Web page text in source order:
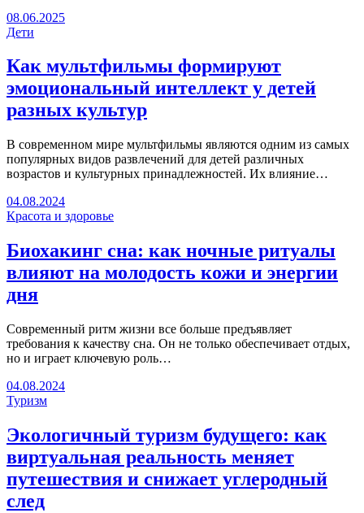
08.06.2025
Дети
Как мультфильмы формируют
эмоциональный интеллект у детей
разных культур
В современном мире мультфильмы являются одним из самых
популярных видов развлечений для детей различных
возрастов и культурных принадлежностей. Их влияние…
04.08.2024
Красота и здоровье
Биохакинг сна: как ночные ритуалы
влияют на молодость кожи и энергии
дня
Современный ритм жизни все больше предъявляет
требования к качеству сна. Он не только обеспечивает отдых,
но и играет ключевую роль…
04.08.2024
Туризм
Экологичный туризм будущего: как
виртуальная реальность меняет
путешествия и снижает углеродный
след